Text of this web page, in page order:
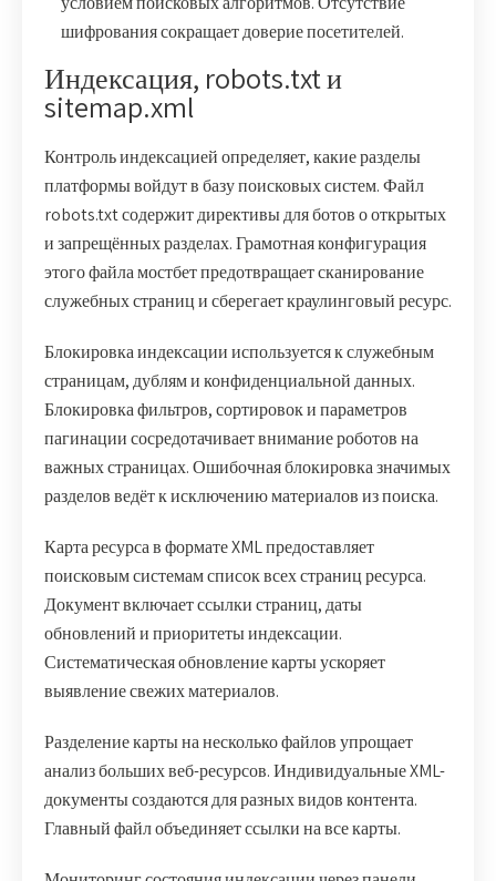
шифрования сокращает доверие посетителей.
Индексация, robots.txt и
sitemap.xml
Контроль индексацией определяет, какие разделы
платформы войдут в базу поисковых систем. Файл
robots.txt содержит директивы для ботов о открытых
и запрещённых разделах. Грамотная конфигурация
этого файла мостбет предотвращает сканирование
служебных страниц и сберегает краулинговый ресурс.
Блокировка индексации используется к служебным
страницам, дублям и конфиденциальной данных.
Блокировка фильтров, сортировок и параметров
пагинации сосредотачивает внимание роботов на
важных страницах. Ошибочная блокировка значимых
разделов ведёт к исключению материалов из поиска.
Карта ресурса в формате XML предоставляет
поисковым системам список всех страниц ресурса.
Документ включает ссылки страниц, даты
обновлений и приоритеты индексации.
Систематическая обновление карты ускоряет
выявление свежих материалов.
Разделение карты на несколько файлов упрощает
анализ больших веб-ресурсов. Индивидуальные XML-
документы создаются для разных видов контента.
Главный файл объединяет ссылки на все карты.